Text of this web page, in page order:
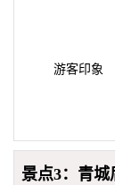
游客印象
景点3：青城